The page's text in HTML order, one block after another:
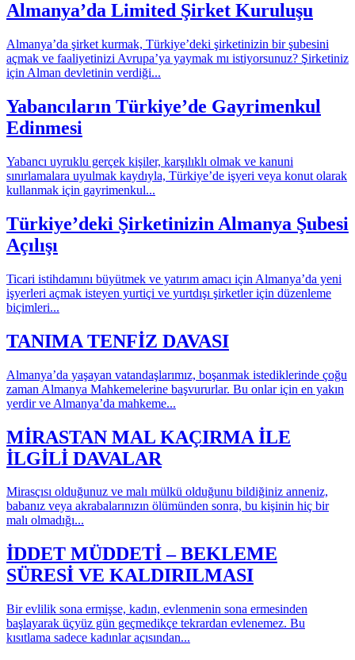
Almanya’da Limited Şirket Kuruluşu
Almanya’da şirket kurmak, Türkiye’deki şirketinizin bir şubesini
açmak ve faaliyetinizi Avrupa’ya yaymak mı istiyorsunuz? Şirketiniz
için Alman devletinin verdiği...
Yabancıların Türkiye’de Gayrimenkul
Edinmesi
Yabancı uyruklu gerçek kişiler, karşılıklı olmak ve kanuni
sınırlamalara uyulmak kaydıyla, Türkiye’de işyeri veya konut olarak
kullanmak için gayrimenkul...
Türkiye’deki Şirketinizin Almanya Şubesi
Açılışı
Ticari istihdamını büyütmek ve yatırım amacı için Almanya’da yeni
işyerleri açmak isteyen yurtiçi ve yurtdışı şirketler için düzenleme
biçimleri...
TANIMA TENFİZ DAVASI
Almanya’da yaşayan vatandaşlarımız, boşanmak istediklerinde çoğu
zaman Almanya Mahkemelerine başvururlar. Bu onlar için en yakın
yerdir ve Almanya’da mahkeme...
MİRASTAN MAL KAÇIRMA İLE
İLGİLİ DAVALAR
Mirasçısı olduğunuz ve malı mülkü olduğunu bildiğiniz anneniz,
babanız veya akrabalarınızın ölümünden sonra, bu kişinin hiç bir
malı olmadığı...
İDDET MÜDDETİ – BEKLEME
SÜRESİ VE KALDIRILMASI
Bir evlilik sona ermişse, kadın, evlenmenin sona ermesinden
başlayarak üçyüz gün geçmedikçe tekrardan evlenemez. Bu
kısıtlama sadece kadınlar açısından...